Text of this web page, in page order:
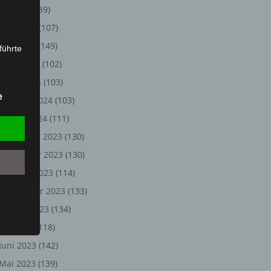
Coolblue eröffnet Store in Hannover: Elektronik zum Anfassen - zentral in der
(89)
(107)
Mai 2024
(149)
(102)
März 2024 (103)
2024 (103)
2024 (111)
Dezember 2023 (130)
November 2023 (130)
2023 (114)
September 2023 (133)
August 2023 (134)
(118)
Juni 2023 (142)
Mai 2023 (139)